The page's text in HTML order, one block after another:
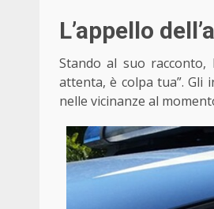
L’appello
Stando al suo racconto,
attenta, è colpa tua”. Gli
nelle vicinanze al